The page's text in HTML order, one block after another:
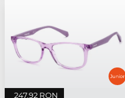
247,92 RON